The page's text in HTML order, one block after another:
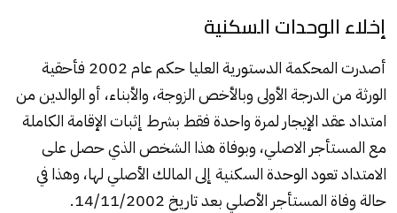
إخلاء الوحدات السكنية
أصدرت المحكمة الدستورية العليا حكم عام 2002 فأحقية
الورثة من الدرجة الأولى وبالأخص الزوجة، والأبناء، أو الوالدين من
امتداد عقد الإيجار لمرة واحدة فقط بشرط إثبات الإقامة الكاملة
مع المستأجر الاصلي، وبوفاة هذا الشخص الذي حصل على
الامتداد تعود الوحدة السكنية إلى المالك الأصلي لها، وهذا في
حالة وفاة المستأجر الأصلي بعد تاريخ 14/11/2002.